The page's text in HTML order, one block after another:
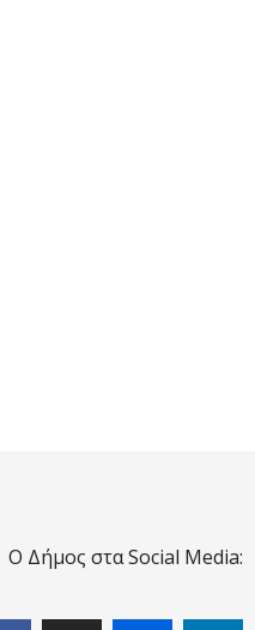
Ο Δήμος στα Social Media: